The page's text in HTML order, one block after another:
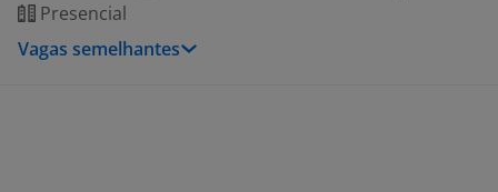
Presencial
Vagas semelhantes